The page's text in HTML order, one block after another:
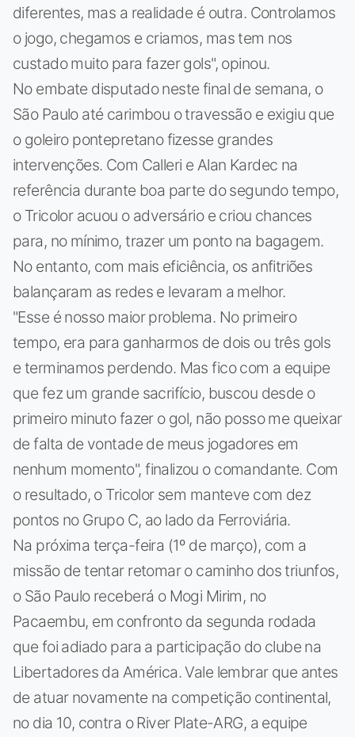
diferentes, mas a realidade é outra. Controlamos
o jogo, chegamos e criamos, mas tem nos
custado muito para fazer gols", opinou.
No embate disputado neste final de semana, o
São Paulo até carimbou o travessão e exigiu que
o goleiro pontepretano fizesse grandes
intervenções. Com Calleri e Alan Kardec na
referência durante boa parte do segundo tempo,
o Tricolor acuou o adversário e criou chances
para, no mínimo, trazer um ponto na bagagem.
No entanto, com mais eficiência, os anfitriões
balançaram as redes e levaram a melhor.
"Esse é nosso maior problema. No primeiro
tempo, era para ganharmos de dois ou três gols
e terminamos perdendo. Mas fico com a equipe
que fez um grande sacrifício, buscou desde o
primeiro minuto fazer o gol, não posso me queixar
de falta de vontade de meus jogadores em
nenhum momento", finalizou o comandante. Com
o resultado, o Tricolor sem manteve com dez
pontos no Grupo C, ao lado da Ferroviária.
Na próxima terça-feira (1º de março), com a
missão de tentar retomar o caminho dos triunfos,
o São Paulo receberá o Mogi Mirim, no
Pacaembu, em confronto da segunda rodada
que foi adiado para a participação do clube na
Libertadores da América. Vale lembrar que antes
de atuar novamente na competição continental,
no dia 10, contra o River Plate-ARG, a equipe